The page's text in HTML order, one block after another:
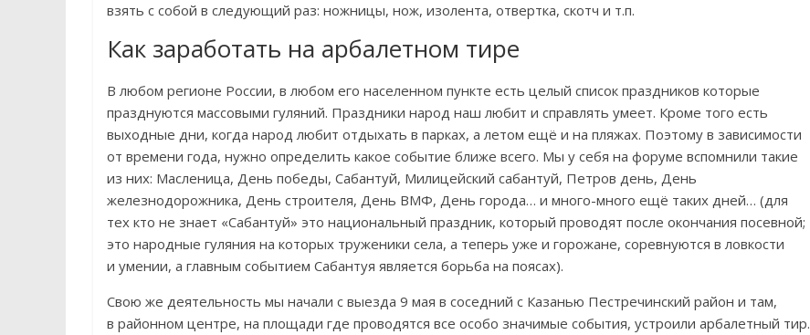
взять с собой в следующий раз: ножницы, нож, изолента, отвертка, скотч и т.п.
Как заработать на арбалетном тире
В любом регионе России, в любом его населенном пункте есть целый список праздников которые
празднуются массовыми гуляний. Праздники народ наш любит и справлять умеет. Кроме того есть
выходные дни, когда народ любит отдыхать в парках, а летом ещё и на пляжах. Поэтому в зависимости
от времени года, нужно определить какое событие ближе всего. Мы у себя на форуме вспомнили такие
из них: Масленица, День победы, Сабантуй, Милицейский сабантуй, Петров день, День
железнодорожника, День строителя, День ВМФ, День города… и много-много ещё таких дней… (для
тех кто не знает «Сабантуй» это национальный праздник, который проводят после окончания посевной;
это народные гуляния на которых труженики села, а теперь уже и горожане, соревнуются в ловкости
и умении, а главным событием Сабантуя является борьба на поясах).
Свою же деятельность мы начали с выезда 9 мая в соседний с Казанью Пестречинский район и там,
в районном центре, на площади где проводятся все особо значимые события, устроили арбалетный тир.